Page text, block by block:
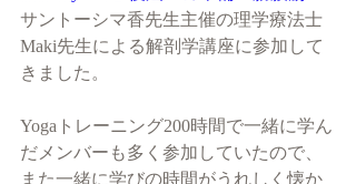
サントーシマ香先生主催の理学療法士
Maki先生による解剖学講座に参加して
きました。
Yogaトレーニング200時間で一緒に学ん
だメンバーも多く参加していたので、
また一緒に学びの時間がうれしく懐か